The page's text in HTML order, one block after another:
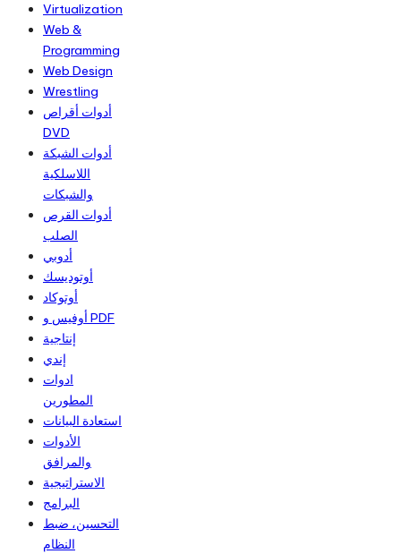
Virtualization
Web &
Programming
Web Design
Wrestling
أدوات أقراص
DVD
أدوات الشبكة
اللاسلكية
والشبكات
أدوات القرص
الصلب
أدوبي
أوتوديسك
أوتوكاد
أوفيس و PDF
إنتاجية
إندي
ادوات
المطورين
استعادة البيانات
الأدوات
والمرافق
الاستراتيجية
البرامج
التحسين، ضبط
النظام